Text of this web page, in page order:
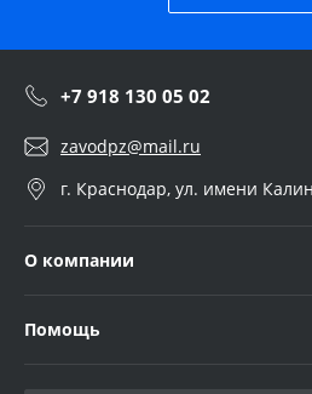
+7 918 130 05 02
zavodpz@mail.ru
г. Краснодар, ул. имени
О компании
Помощь